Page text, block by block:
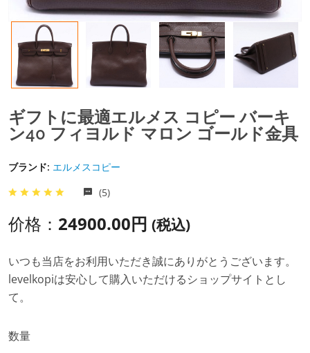
ギフトに最適エルメス コピー バーキ
ン40 フィヨルド マロン ゴールド金具
ブランド: エルメスコピー
(5)
价格： 24900.00円 (税込)
いつも当店をお利用いただき誠にありがとうございます。
levelkopiは安心して購入いただけるショップサイトとし
て。
数量